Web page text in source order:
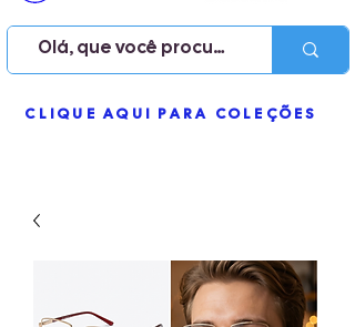
CLIQUE AQUI PARA COLEÇÕES
ME
NU